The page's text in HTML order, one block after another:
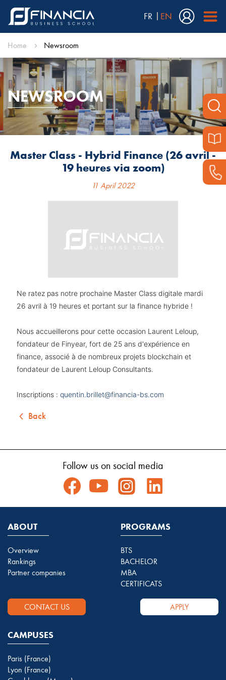
FR EN
Home Newsroom
NEWSROOM
Master Class - Hybrid Finance (26 avril -
19 heures via zoom)
11 April 2022
Ne ratez pas notre prochaine Master Class digitale mardi
26 avril à 19 heures et portant sur la finance hybride !
Nous accueillerons pour cette occasion Laurent Leloup,
fondateur de Finyear, fort de 25 ans d'expérience en
finance, associé à de nombreux projets blockchain et
fondateur de Laurent Leloup Consultants.
Inscriptions : quentin.brillet@financia-bs.com
Back
Follow us on social media
ABOUT
Overview
Rankings
Partner companies
PROGRAMS
BTS
BACHELOR
MBA
CERTIFICATS
CONTACT US APPLY
CAMPUSES
Paris (France)
Lyon (France)